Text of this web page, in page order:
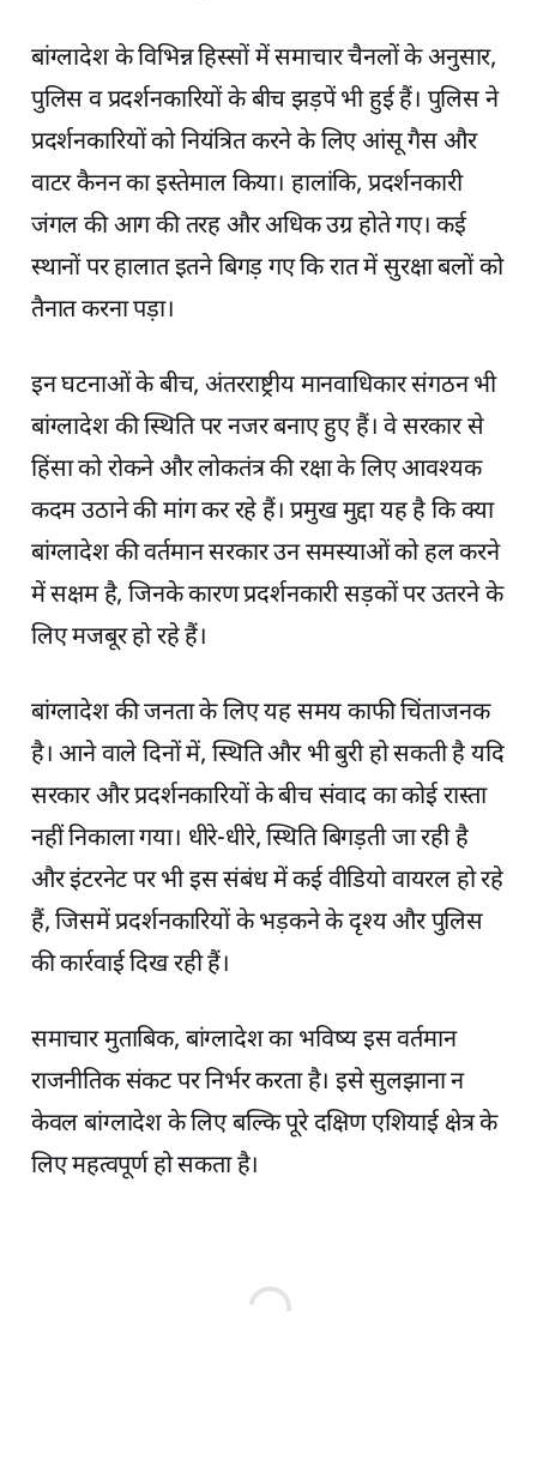
बांग्लादेश के विभिन्न हिस्सों में समाचार चैनलों के अनुसार,
पुलिस व प्रदर्शनकारियों के बीच झड़पें भी हुई हैं। पुलिस ने
प्रदर्शनकारियों को नियंत्रित करने के लिए आंसू गैस और
वाटर कैनन का इस्तेमाल किया। हालांकि, प्रदर्शनकारी
जंगल की आग की तरह और अधिक उग्र होते गए। कई
स्थानों पर हालात इतने बिगड़ गए कि रात में सुरक्षा बलों को
तैनात करना पड़ा।
इन घटनाओं के बीच, अंतरराष्ट्रीय मानवाधिकार संगठन भी
बांग्लादेश की स्थिति पर नजर बनाए हुए हैं। वे सरकार से
हिंसा को रोकने और लोकतंत्र की रक्षा के लिए आवश्यक
कदम उठाने की मांग कर रहे हैं। प्रमुख मुद्दा यह है कि क्या
बांग्लादेश की वर्तमान सरकार उन समस्याओं को हल करने
में सक्षम है, जिनके कारण प्रदर्शनकारी सड़कों पर उतरने के
लिए मजबूर हो रहे हैं।
बांग्लादेश की जनता के लिए यह समय काफी चिंताजनक
है। आने वाले दिनों में, स्थिति और भी बुरी हो सकती है यदि
सरकार और प्रदर्शनकारियों के बीच संवाद का कोई रास्ता
नहीं निकाला गया। धीरे-धीरे, स्थिति बिगड़ती जा रही है
और इंटरनेट पर भी इस संबंध में कई वीडियो वायरल हो रहे
हैं, जिसमें प्रदर्शनकारियों के भड़कने के दृश्य और पुलिस
की कार्रवाई दिख रही हैं।
समाचार मुताबिक, बांग्लादेश का भविष्य इस वर्तमान
राजनीतिक संकट पर निर्भर करता है। इसे सुलझाना न
केवल बांग्लादेश के लिए बल्कि पूरे दक्षिण एशियाई क्षेत्र के
लिए महत्वपूर्ण हो सकता है।